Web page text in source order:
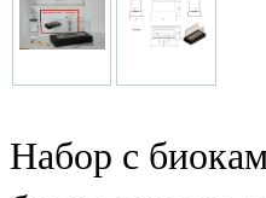
Набор с